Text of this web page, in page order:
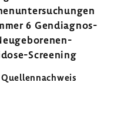
6 Gendia­gnos­
​Screening